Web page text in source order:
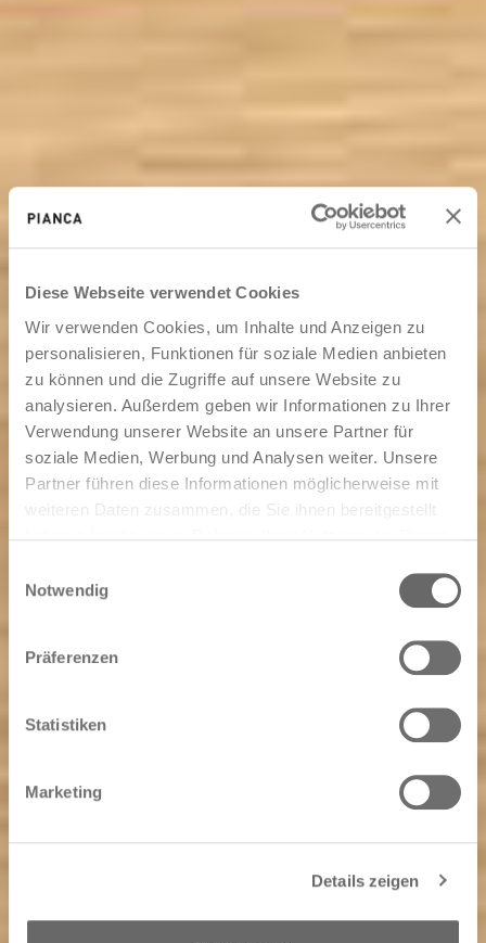
Diese Webseite verwendet Cookies
Wir verwenden Cookies, um Inhalte und Anzeigen zu
personalisieren, Funktionen für soziale Medien anbieten
zu können und die Zugriffe auf unsere Website zu
analysieren. Außerdem geben wir Informationen zu Ihrer
Verwendung unserer Website an unsere Partner für
soziale Medien, Werbung und Analysen weiter. Unsere
Partner führen diese Informationen möglicherweise mit
weiteren Daten zusammen, die Sie ihnen bereitgestellt
Notwendig
Präferenzen
Statistiken
Marketing
Details zeigen